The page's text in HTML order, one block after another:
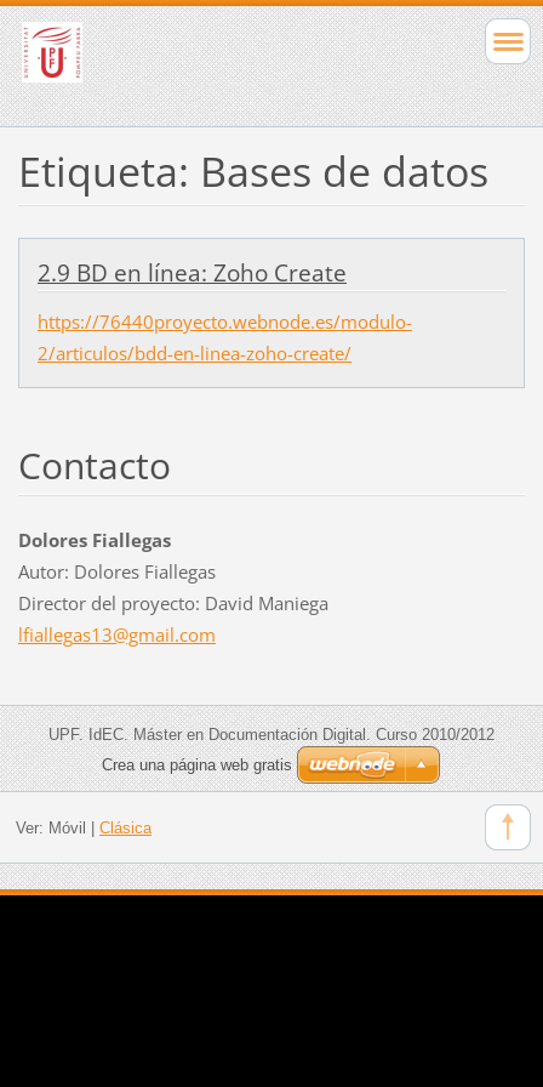
Etiqueta: Bases de datos
2.9 BD en línea: Zoho Create
https://76440proyecto.webnode.es/modulo-
2/articulos/bdd-en-linea-zoho-create/
Contacto
Dolores Fiallegas
Autor: Dolores Fiallegas
Director del proyecto: David Maniega
lfiallegas13@gmail.com
UPF. IdEC. Máster en Documentación Digital. Curso 2010/2012
Crea una página web gratis
Ver: Móvil Clásica